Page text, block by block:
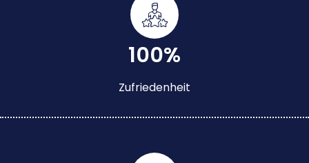
100%
Zufriedenheit